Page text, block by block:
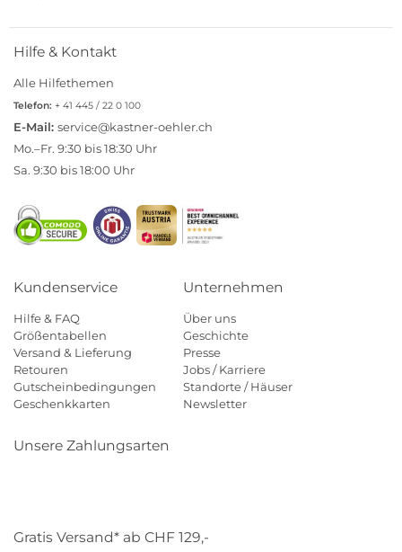
Hilfe & Kontakt
Alle Hilfethemen
Telefon: + 41 445 / 22 0 100
E-Mail: service@kastner-oehler.ch
Mo.–Fr. 9:30 bis 18:30 Uhr
Sa. 9:30 bis 18:00 Uhr
Kundenservice
Hilfe & FAQ
Größentabellen
Versand & Lieferung
Retouren
Gutscheinbedingungen
Geschenkkarten
Unternehmen
Über uns
Geschichte
Presse
Jobs / Karriere
Standorte / Häuser
Newsletter
Unsere Zahlungsarten
Gratis Versand* ab CHF 129,-